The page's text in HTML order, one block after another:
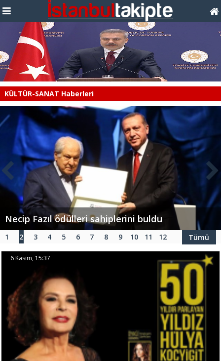
KÜLTÜR-SANAT Haberleri
Necip Fazıl ödülleri sahiplerini buldu
1 2 3 4 5 6 7 8 9 10 11 12 Tümü
6 Kasım, 15:37